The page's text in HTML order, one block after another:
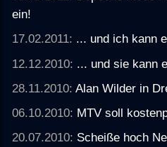
ein!
17.02.2011: ... und ich kann
12.12.2010: ... und sie kann
28.11.2010:Alan Wilder in
06.10.2010: MTV soll
20.07.2010: Scheiße hoch